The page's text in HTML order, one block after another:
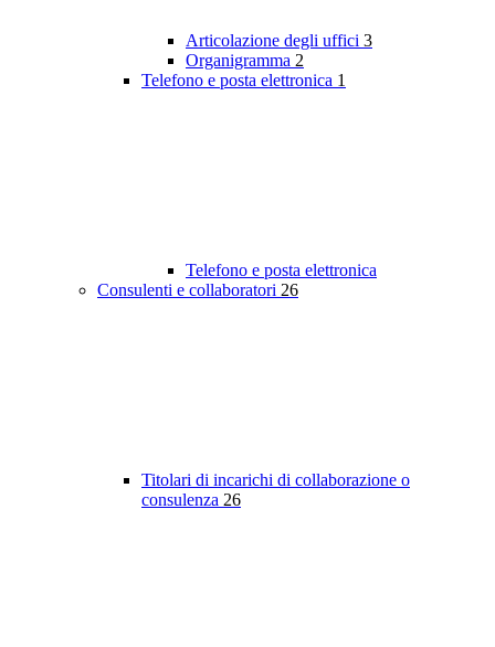
Articolazione degli uffici 3
Organigramma 2
Telefono e posta elettronica 1
Telefono e posta elettronica
Consulenti e collaboratori 26
Titolari di incarichi di collaborazione o
consulenza 26